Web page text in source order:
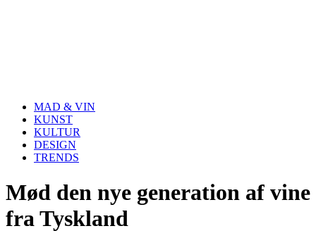
MAD & VIN
KUNST
KULTUR
DESIGN
TRENDS
Mød den nye generation af vine
fra Tyskland